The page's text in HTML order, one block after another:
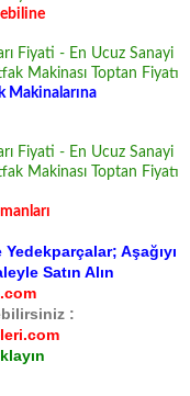
Makinalarına
Aşağıyı
Satın Alın
: